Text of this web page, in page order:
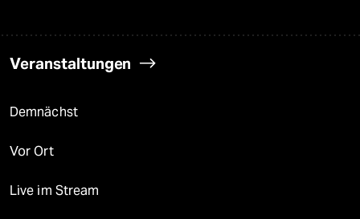
Veranstaltungen
Demnächst
Vor Ort
Live im Stream